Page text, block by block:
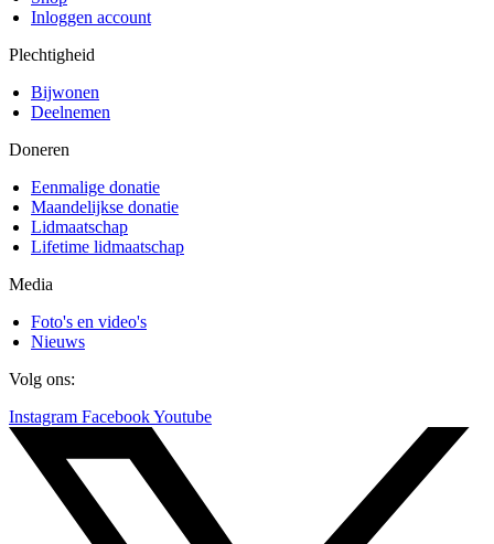
Inloggen account
Plechtigheid
Bijwonen
Deelnemen
Doneren
Eenmalige donatie
Maandelijkse donatie
Lidmaatschap
Lifetime lidmaatschap
Media
Foto's en video's
Nieuws
Volg ons:
Instagram FacebookYoutube